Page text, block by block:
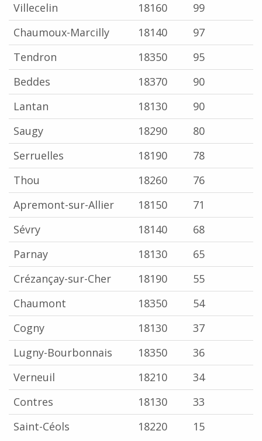
Villecelin 18160
99
Chaumoux-Marcilly
18140
97
Tendron
18350
95
Beddes
18370
90
Lantan
18130
90
Saugy
18290
80
Serruelles
18190
78
Thou
18260
76
Apremont-sur-Allier
18150
71
Sévry
18140
68
Parnay
18130
65
Crézançay-sur-Cher
18190
55
Chaumont
18350
54
Cogny
18130
37
Lugny-Bourbonnais
18350
36
Verneuil
18210
34
Contres
18130
33
Saint-Céols
18220 15